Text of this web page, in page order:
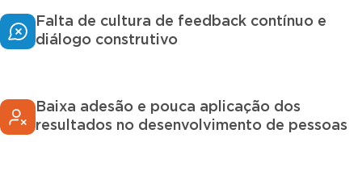
Falta de cultura de feedback contínuo e
diálogo construtivo
Baixa adesão e pouca aplicação dos
resultados no desenvolvimento de pessoas